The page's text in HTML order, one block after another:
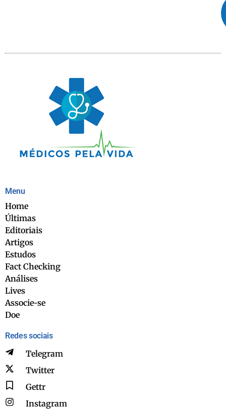
Menu
Home
Últimas
Editoriais
Artigos
Estudos
Fact Checking
Análises
Lives
Associe-se
Doe
Redes sociais
Telegram
Twitter
Gettr
Instagram